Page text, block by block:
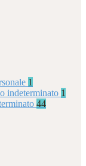
1
indeterminato 1
44